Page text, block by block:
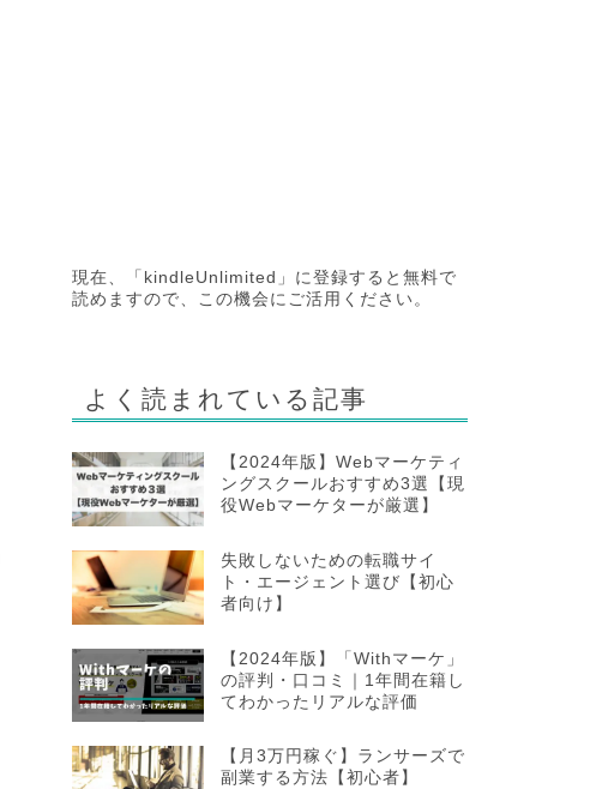
現在、「kindleUnlimited」に登録すると無料で
読めますので、この機会にご活用ください。
よく読まれている記事
【2024年版】Webマーケティ
ングスクールおすすめ3選【現
役Webマーケターが厳選】
失敗しないための転職サイ
ト・エージェント選び【初心
者向け】
【2024年版】「Withマーケ」
の評判・口コミ｜1年間在籍し
てわかったリアルな評価
【月3万円稼ぐ】ランサーズで
副業する方法【初心者】